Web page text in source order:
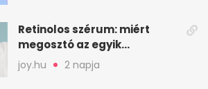
Retinolos szérum: miért
megosztó az egyik
leghatásosabb
öregedésgátló?
joy.hu 2 napja